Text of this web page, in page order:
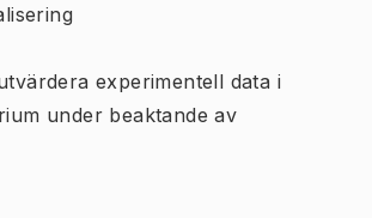
experimentell data i
under beaktande av